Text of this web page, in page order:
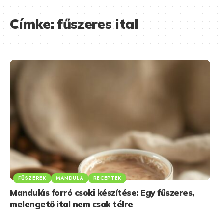
Címke:fűszeres ital
FŰSZEREK MANDULA RECEPTEK
Mandulás forró csoki készítése: Egy fűszeres,
melengető ital nem csak télre